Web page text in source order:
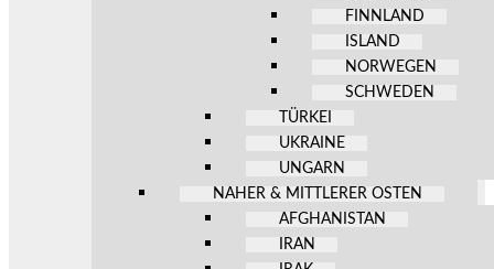
FINNLAND
ISLAND
NORWEGEN
SCHWEDEN
TÜRKEI
UKRAINE
UNGARN
NAHER & MITTLERER OSTEN
AFGHANISTAN
IRAN